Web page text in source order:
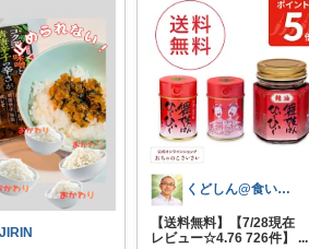
くどしん@食いしん坊健康オタク
【送料無料】【7/28現在
レビュー☆4.76 726件】
...